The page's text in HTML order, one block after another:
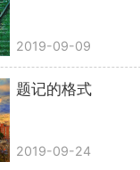
2019-09-09
题记的格式
2019-09-24